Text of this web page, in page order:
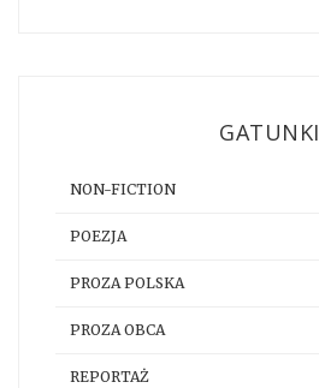
GATUNKI
NON-FICTION
POEZJA
PROZA POLSKA
PROZA OBCA
REPORTAŻ